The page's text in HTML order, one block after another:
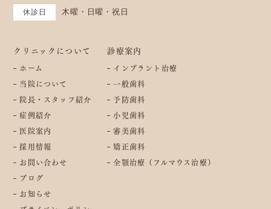
休診日 木曜・日曜・祝日
クリニックについて
ホーム
当院について
院長・スタッフ紹介
症例紹介
医院案内
採用情報
お問い合わせ
ブログ
お知らせ
診療案内
インプラント治療
一般歯科
予防歯科
小児歯科
審美歯科
矯正歯科
全顎治療（フルマウス治療）